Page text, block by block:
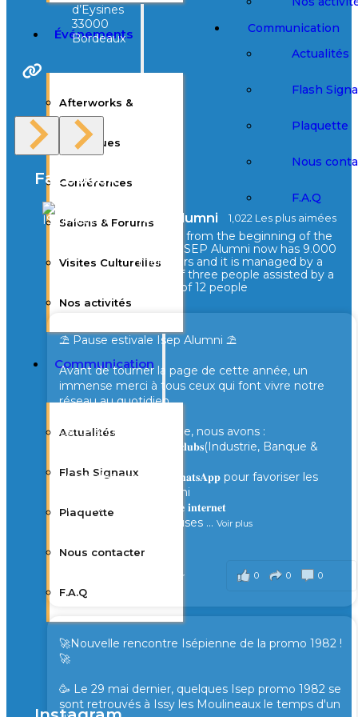
Événements
Afterworks &
Barbecues
Conférences
Salons & Forums
Visites Culturelles
Nos activités
Communication
Actualités
Flash Signaux
Plaquette
Nous contacter
F.A.Q
Communication
Actualités
Flash
Plaquette
Nous
F.A.Q
d’Eysines
33000
Bordeaux
Facebook
ISEPAlumni 1,022 Les plus aimées
Created from the beginning of the
school, ISEP Alumni now has 9.000
members and it is managed by a
board of three people assisted by a
council of 12 people
⛱️ Pause estivale Isep Alumni ⛱️
Avant de tourner la page de cette année, un
immense merci à tous ceux qui font vivre notre
réseau au quotidien.
Cette année, ensemble, nous avons :
- Lancé de nouveaux 𝐜𝐥𝐮𝐛𝐬(Industrie, Banque &
- Créé des groupes 𝐖𝐡𝐚𝐭𝐬𝐀𝐩𝐩 pour favoriser les
échanges entre Alumni
- Fait évoluer notre 𝐬𝐢𝐭𝐞 𝐢𝐧𝐭𝐞𝐫𝐧𝐞𝐭
- Partagé de nombreuses ... Voir plus
0 0 0
Partager
🚀Nouvelle rencontre Isépienne de la promo 1982 !
🚀
🥳 Le 29 mai dernier, quelques Isep promo 1982 se
sont retrouvés à Issy les Moulineaux le temps d'un